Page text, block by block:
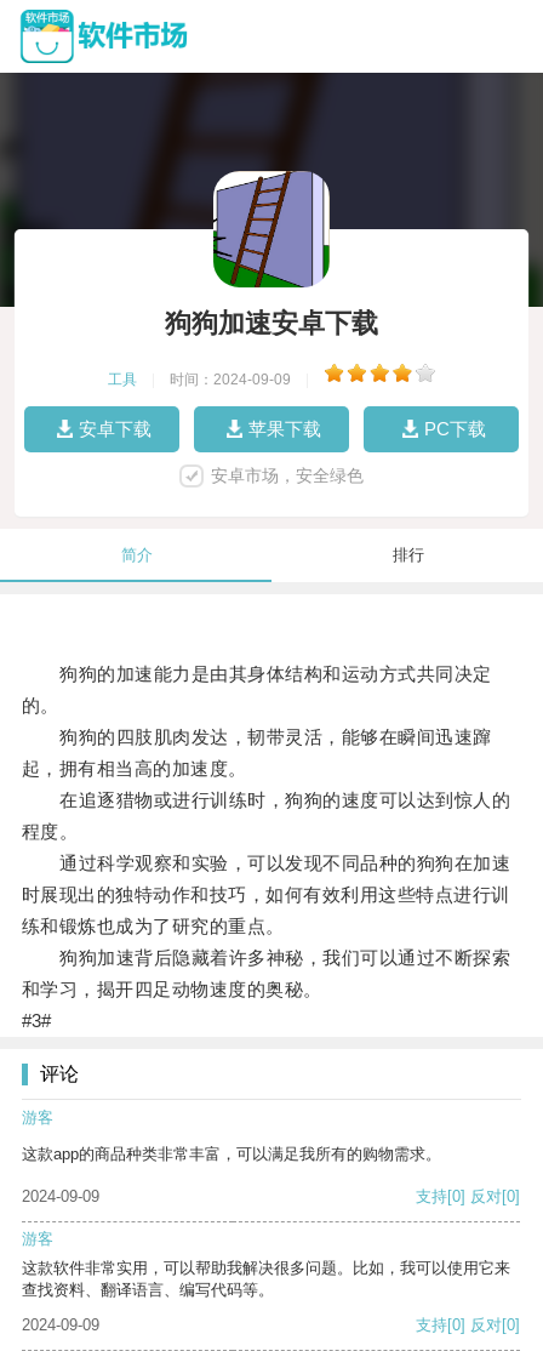
狗狗加速安卓下载
工具 时间：2024-09-09
安卓下载 苹果下载 PC下载
安卓市场，安全绿色
简介 排行
狗狗的加速能力是由其身体结构和运动方式共同决定
的。
狗狗的四肢肌肉发达，韧带灵活，能够在瞬间迅速蹿
起，拥有相当高的加速度。
在追逐猎物或进行训练时，狗狗的速度可以达到惊人的
程度。
通过科学观察和实验，可以发现不同品种的狗狗在加速
时展现出的独特动作和技巧，如何有效利用这些特点进行训
练和锻炼也成为了研究的重点。
狗狗加速背后隐藏着许多神秘，我们可以通过不断探索
和学习，揭开四足动物速度的奥秘。
#3#
评论
游客
这款app的商品种类非常丰富，可以满足我所有的购物需求。
2024-09-09 支持[0] 反对[0]
游客
这款软件非常实用，可以帮助我解决很多问题。比如，我可以使用它来
查找资料、翻译语言、编写代码等。
2024-09-09
支持[0] 反对[0]